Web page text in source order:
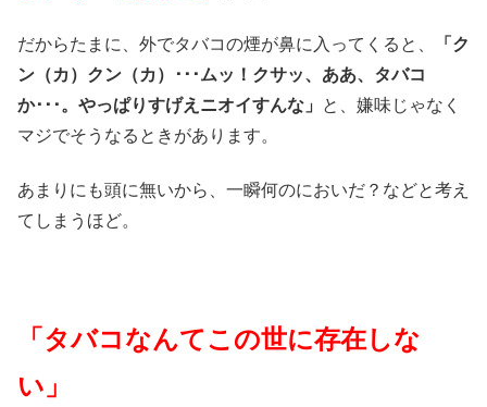
だからたまに、外でタバコの煙が鼻に入ってくると、
「ク
ン（カ）クン（カ）･･･ムッ！クサッ、ああ、タバコ
か･･･。やっぱりすげえニオイすんな」
と、嫌味じゃなく
マジでそうなるときがあります。
あまりにも頭に無いから、一瞬何のにおいだ？などと考え
てしまうほど。
「タバコなんてこの世に存在しな
い」